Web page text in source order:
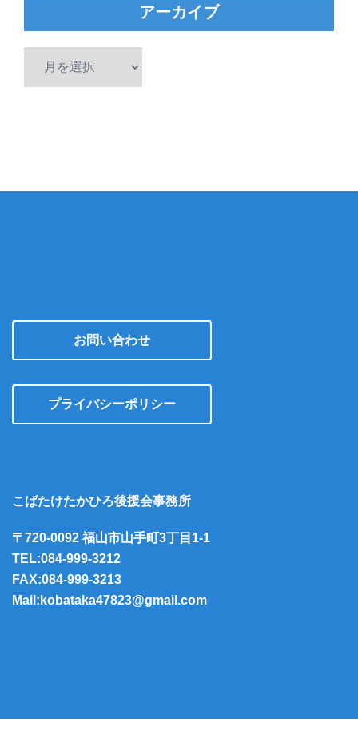
アーカイブ
お問い合わせ
プライバシーポリシー
こばたけたかひろ後援会事務所
〒720-0092 福山市山手町3丁目1-1
TEL:084-999-3212
FAX:084-999-3213
Mail:kobataka47823@gmail.com